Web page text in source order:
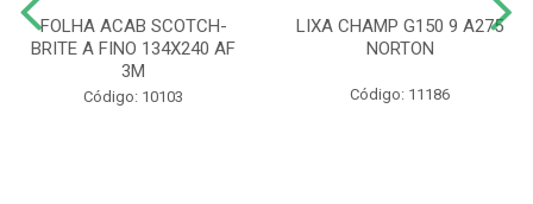
FOLHA ACAB SCOTCH-
BRITE A FINO 134X240 AF
3M
Código: 10103
LIXA CHAMP G150 9 A275
NORTON
Código: 11186